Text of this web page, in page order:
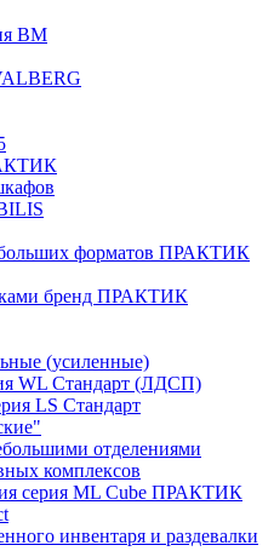
BM
форматов ПРАКТИК
бренд ПРАКТИК
(усиленные)
WL Стандарт (ЛДСП)
LS Стандарт
отделениями
комплексов
серия ML Cube ПРАКТИК
инвентаря и раздевалки